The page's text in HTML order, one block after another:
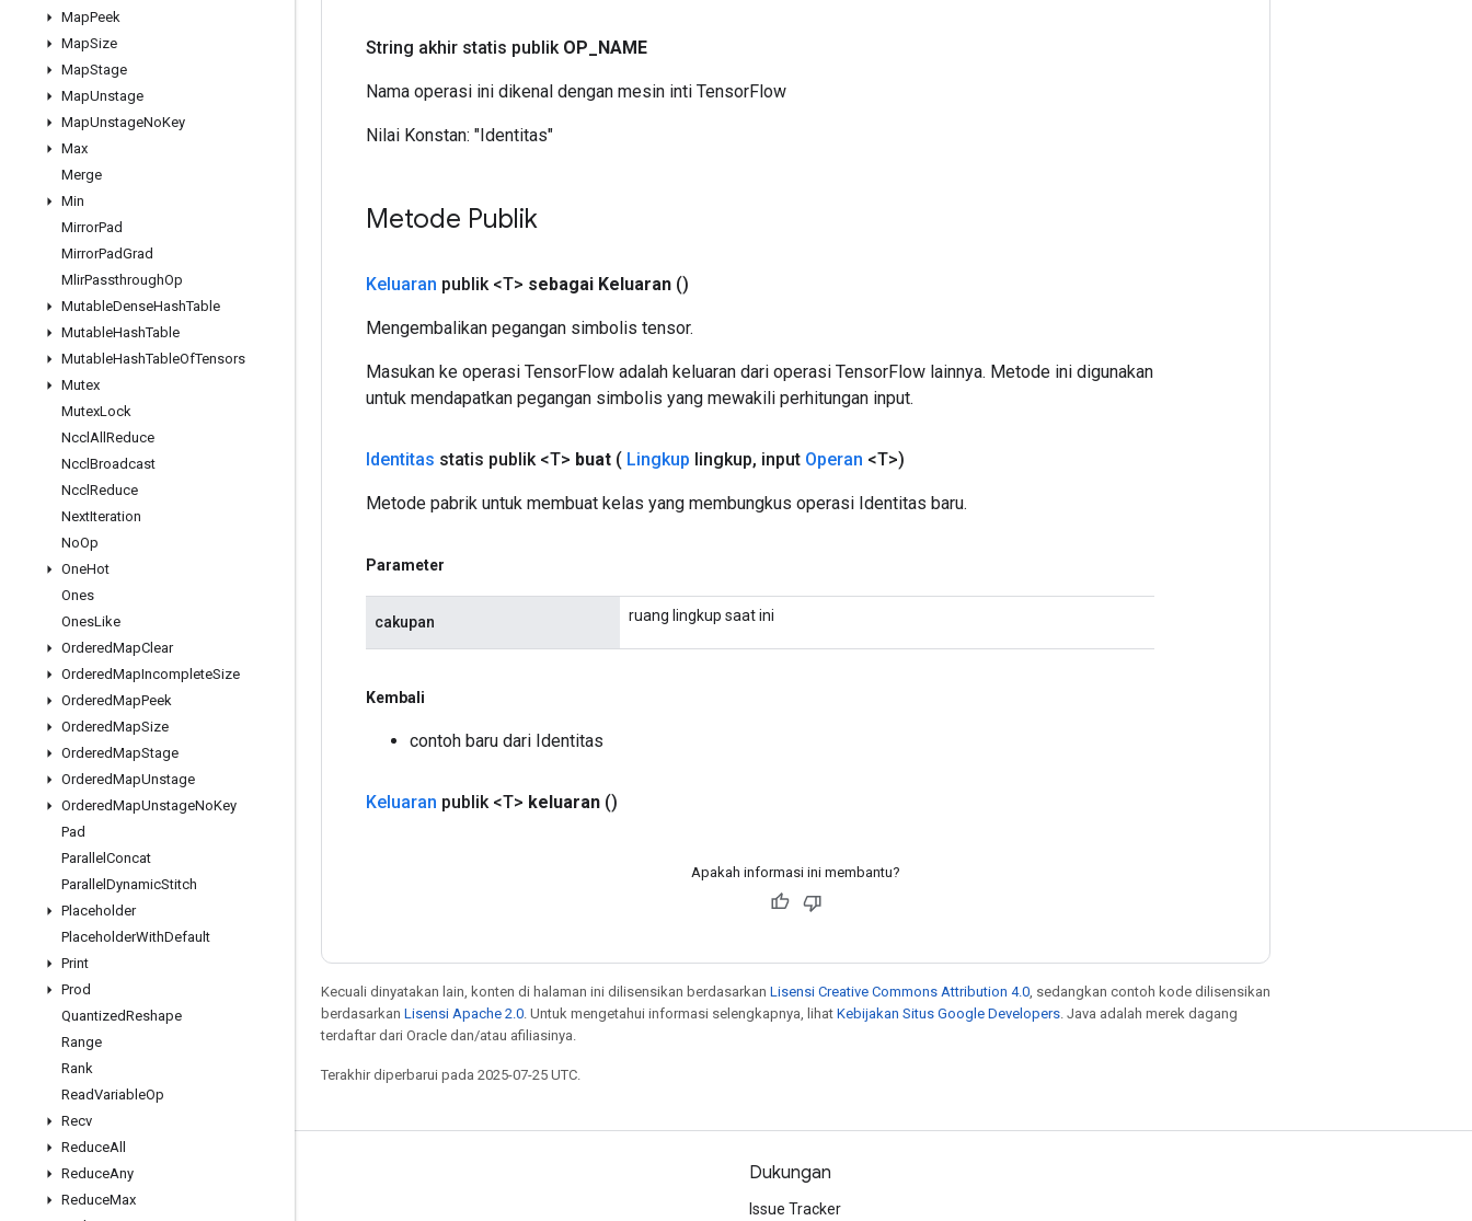
MapPeek
MapSize
MapStage
MapUnstage
MapUnstageNoKey
Max
Merge
Min
MirrorPad
MirrorPadGrad
MlirPassthroughOp
MutableDenseHashTable
MutableHashTable
MutableHashTableOfTensors
Mutex
MutexLock
Nccl All Reduce
Nccl Broadcast
Nccl Reduce
NextIteration
NoOp
OneHot
Ones
OnesLike
OrderedMapClear
OrderedMapIncompleteSize
OrderedMapPeek
OrderedMapSize
OrderedMapStage
OrderedMapUnstage
OrderedMapUnstageNoKey
Pad
Parallel Concat
Parallel DynamicStitch
Placeholder
PlaceholderWithDefault
Print
Prod
QuantizedReshape
Range
Rank
ReadVariableOp
Recv
ReduceAll
ReduceAny
ReduceMax
String akhir statis publik OP NAME
Nama operasi ini dikenal dengan mesin inti TensorFlow
Nilai Konstan: "Identitas"
Metode Publik
Keluaran publik <T> sebagai Keluaran ()
Mengembalikan pegangan simbolis tensor.
Masukan ke operasi TensorFlow adalah keluaran dari operasi TensorFlow lainnya. Metode ini digunakan
untuk mendapatkan pegangan simbolis yang mewakili perhitungan input.
Identitas statis publik <T> buat ( Lingkup lingkup, input Operan <T>)
Metode pabrik untuk membuat kelas yang membungkus operasi Identitas baru.
Parameter
cakupan ruang lingkup saat ini
Kembali
contoh baru dari Identitas
Keluaran publik <T> keluaran ()
Apakah informasi ini membantu?
Kecuali dinyatakan lain, konten di halaman ini dilisensikan berdasarkan Lisensi Creative Commons Attribution 4.0 , sedangkan contoh kode dilisensikan
berdasarkan Lisensi Apache 2.0 . Untuk mengetahui informasi selengkapnya, lihat Kebijakan Situs Google Developers . Java adalah merek dagang
terdaftar dari Oracle dan/atau afiliasinya.
Terakhir diperbarui pada 2025-07-25 UTC.
Tetap terhubung
Blog
Dukungan
Issue Tracker